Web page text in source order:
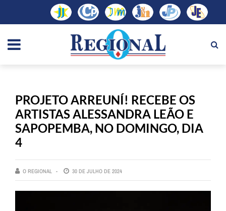
PROJETO ARREUNÍ! RECEBE OS
ARTISTAS ALESSANDRA LEÃO E
SAPOPEMBA, NO DOMINGO, DIA
4
O REGIONAL 30 DE JULHO DE 2024